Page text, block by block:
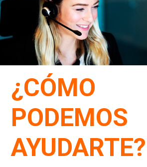
¿CÓMO
PODEMOS
AYUDARTE?